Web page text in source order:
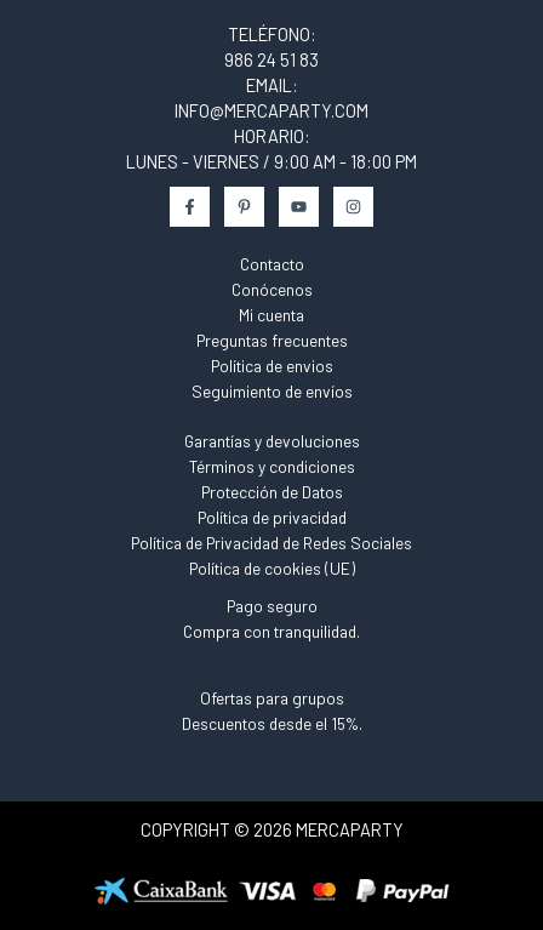
TELÉFONO:
986 24 51 83
EMAIL:
INFO@MERCAPARTY.COM
HORARIO:
LUNES - VIERNES / 9:00 AM - 18:00 PM
Contacto
Conócenos
Mi cuenta
Preguntas frecuentes
Política de envios
Seguimiento de envíos
Garantías y devoluciones
Términos y condiciones
Protección de Datos
Política de privacidad
Política de Privacidad de Redes Sociales
Política de cookies (UE)
Pago seguro
Compra con tranquilidad.
Ofertas para grupos
Descuentos desde el 15%.
COPYRIGHT © 2026 MERCAPARTY